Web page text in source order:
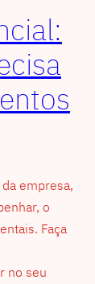
empresa,
o
Faça
no seu